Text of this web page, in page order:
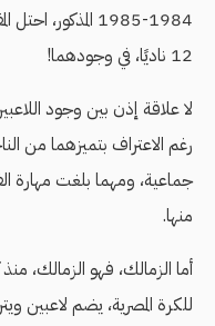
1984-1985 المذكور، احتل المقاولون
12 ناديًا، في وجودهما!
لا علاقة إذن بين وجود
رغم الاعتراف بتميزهما من
جماعية، ومهما بلغت مهارة
منها.
أما الزمالك، فهو الزمالك،
للكرة المصرية، يضم لاعبين